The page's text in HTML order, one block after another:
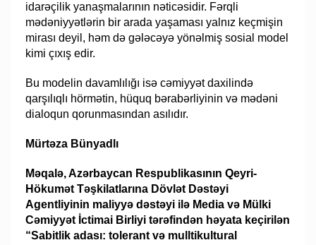
idarəçilik yanaşmalarının nəticəsidir. Fərqli
mədəniyyətlərin bir arada yaşaması yalnız keçmişin
mirası deyil, həm də gələcəyə yönəlmiş sosial model
kimi çıxış edir.
Bu modelin davamlılığı isə cəmiyyət daxilində
qarşılıqlı hörmətin, hüquq bərabərliyinin və mədəni
dialoqun qorunmasından asılıdır.
Mürtəza Bünyadlı
Məqalə, Azərbaycan Respublikasının Qeyri-
Hökumət Təşkilatlarına Dövlət Dəstəyi
Agentliyinin maliyyə dəstəyi ilə Media və Mülki
Cəmiyyət İctimai Birliyi tərəfindən həyata keçirilən
“Sabitlik adası: tolerant və mulltikultural